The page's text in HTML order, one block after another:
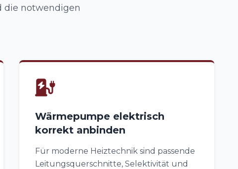
die notwendigen
Wärmepumpe elektrisch
korrekt anbinden
Für moderne Heiztechnik sind passende
Leitungsquerschnitte, Selektivität und